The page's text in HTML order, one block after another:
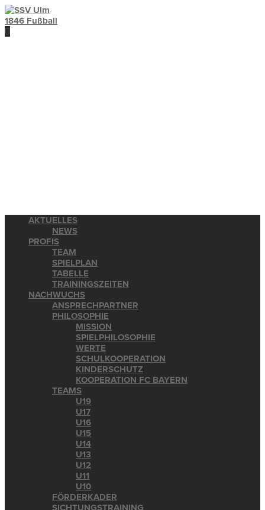
AKTUELLES
NEWS
PROFIS
TEAM
SPIELPLAN
TABELLE
TRAININGSZEITEN
NACHWUCHS
ANSPRECHPARTNER
PHILOSOPHIE
MISSION
SPIELPHILOSOPHIE
WERTE
SCHULKOOPERATION
KINDERSCHUTZ
KOOPERATION FC BAYERN
TEAMS
U19
U17
U16
U15
U14
U13
U12
U11
U10
FÖRDERKADER
SICHTUNGSTRAINING